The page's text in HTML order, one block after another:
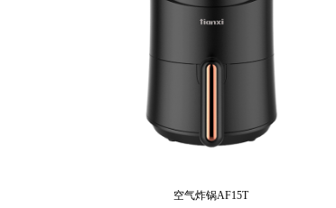
空气炸锅AF15T